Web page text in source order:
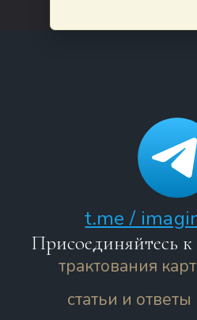
t.me /
Присоединяйтесь
трактования
статьи и